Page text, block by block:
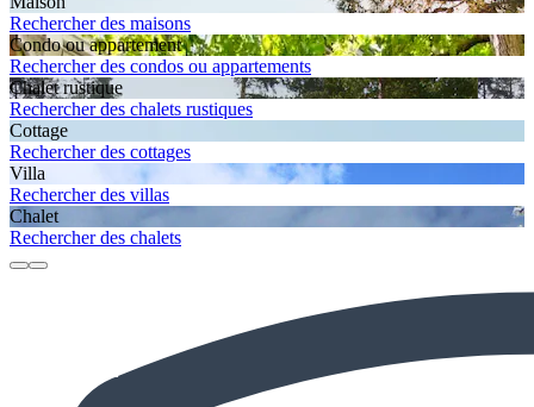
Rechercher des maisons
Condo ou appartement
Rechercher des condos ou appartements
Chalet rustique
Rechercher des chalets rustiques
Cottage
Rechercher des cottages
Villa
Rechercher des villas
Chalet
Rechercher des chalets